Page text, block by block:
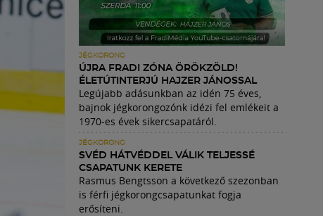
JÉGKORONG
ÚJRA FRADI ZÓNA ÖRÖKZÖLD!
ÉLETÚTINTERJÚ HAJZER JÁNOSSAL
Legújabb adásunkban az idén 75 éves,
bajnok jégkorongozónk idézi fel emlékeit a
1970-es évek sikercsapatáról.
JÉGKORONG
SVÉD HÁTVÉDDEL VÁLIK TELJESSÉ
CSAPATUNK KERETE
Rasmus Bengtsson a következő szezonban
is férfi jégkorongcsapatunkat fogja
erősíteni.